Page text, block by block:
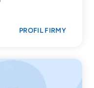
PROFIL FIRMY